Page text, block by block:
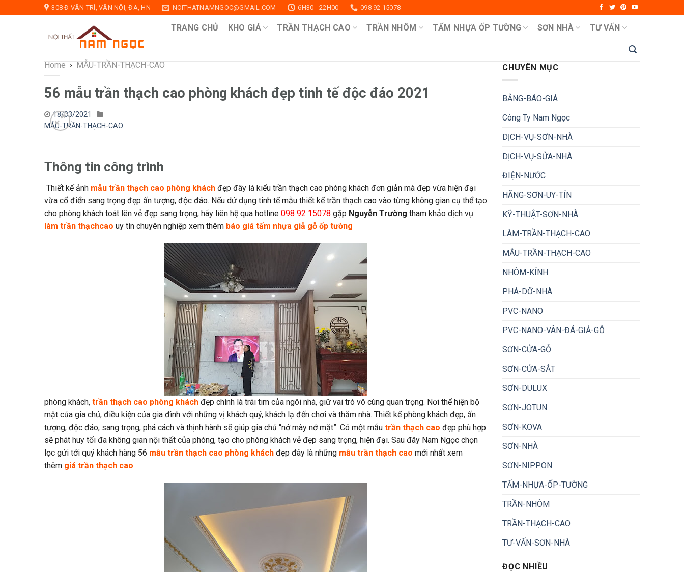
308 Đ VÂN TRÌ, VÂN NỘI, ĐA, HN NOITHATNAMNGOC@GMAIL.COM 6H30 - 22H00 098 92 15078
TRANG CHỦ KHO GIÁ TRẦN THẠCH CAO TRẦN NHÔM TẤM NHỰA ỐP TƯỜNG SƠN NHÀ TƯ VẤN
Home › MẪU-TRẦN-THẠCH-CAO
56 mẫu trần thạch cao phòng khách đẹp tinh tế độc đáo 2021
18/03/2021
MẪU-TRẦN-THẠCH-CAO
Thông tin công trình
Thiết kế ảnh mẫu trần thạch cao phòng khách đẹp đây là kiểu trần thạch cao phòng khách đơn giản mà đẹp vừa hiện đại
vừa cổ điển sang trọng đẹp ấn tượng, độc đáo. Nếu dử dụng tinh tế mẫu thiết kế trần thạch cao vào từng không gian cụ thể tạo
cho phòng khách toát lên vẻ đẹp sang trọng, hãy liên hệ qua hotline 098 92 15078 gặp Nguyễn Trường tham khảo dịch vụ
làm trần thạchcao uy tín chuyên nghiệp xem thêm báo giá tấm nhựa giả gỗ ốp tường
phòng khách, trần thạch cao phòng khách đẹp chính là trái tim của ngôi nhà, giữ vai trò vô cùng quan trọng. Nơi thể hiện bộ
mặt của gia chủ, điều kiện của gia đình với những vị khách quý, khách lạ đến chơi và thăm nhà. Thiết kế phòng khách đẹp, ấn
tượng, độc đáo, sang trọng, phá cách và thịnh hành sẽ giúp gia chủ “nở mày nở mặt”. Có một mẫu trần thạch cao đẹp phù hợp
sẽ phát huy tối đa không gian nội thất của phòng, tạo cho phòng khách vẻ đẹp sang trọng, hiện đại. Sau đây Nam Ngọc chọn
lọc gửi tới quý khách hàng 56 mẫu trần thạch cao phòng khách đẹp đây là những mẫu trần thạch cao mới nhất xem
thêm giá trần thạch cao
CHUYÊN MỤC
BẢNG-BÁO-GIÁ
Công Ty Nam Ngọc
DỊCH-VỤ-SƠN-NHÀ
DỊCH-VỤ-SỬA-NHÀ
ĐIỆN-NƯỚC
HÃNG-SƠN-UY-TÍN
KỸ-THUẬT-SƠN-NHÀ
LÀM-TRẦN-THẠCH-CAO
MẪU-TRẦN-THẠCH-CAO
NHÔM-KÍNH
PHÁ-DỠ-NHÀ
PVC-NANO
PVC-NANO-VÂN-ĐÁ-GIẢ-GỖ
SƠN-CỬA-GỖ
SƠN-CỬA-SẮT
SƠN-DULUX
SƠN-JOTUN
SƠN-KOVA
SƠN-NHÀ
SƠN-NIPPON
TẤM-NHỰA-ỐP-TƯỜNG
TRẦN-NHÔM
TRẦN-THẠCH-CAO
TƯ-VẤN-SƠN-NHÀ
ĐỌC NHIỀU